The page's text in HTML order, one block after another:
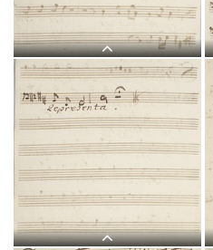
L 5, G.J. Werner, Sub tuum
praesidium, Alto-2.jpg
L 5, G.J. Werner, Sub tuum
praesidium, Tenore-2.jpg